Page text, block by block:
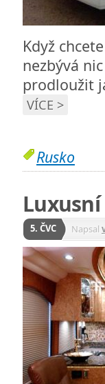
Když
nezbývá
prodloužit
VÍCE >
Rusko
5. ČVC Napsal